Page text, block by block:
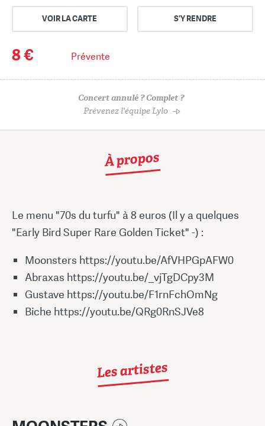
VOIR LA CARTE S'Y RENDRE
8 € Prévente
Concert annulé ? Complet ?
Prévenez l'équipe Lylo
À propos
Le menu "70s du turfu" à 8 euros (Il y a quelques
"Early Bird Super Rare Golden Ticket" -) :
Moonsters https://youtu.be/AfVHPGpAFW0
Abraxas https://youtu.be/_vjTgDCpy3M
Gustave https://youtu.be/F1rnFchOmNg
Biche https://youtu.be/QRg0RnSJVe8
Les artistes